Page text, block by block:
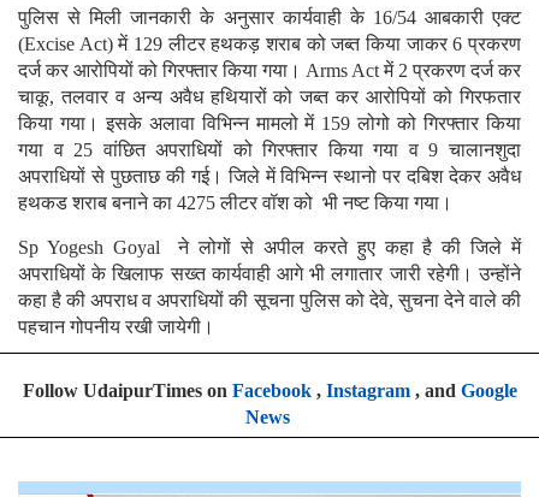
पुलिस से मिली जानकारी के अनुसार कार्यवाही के 16/54 आबकारी एक्ट
(Excise Act) में 129 लीटर हथकड़ शराब को जब्त किया जाकर 6 प्रकरण
दर्ज कर आरोपियों को गिरफ्तार किया गया। Arms Act में 2 प्रकरण दर्ज कर
चाकू, तलवार व अन्य अवैध हथियारों को जब्त कर आरोपियों को गिरफतार
किया गया। इसके अलावा विभिन्न मामलो में 159 लोगो को गिरफ्तार किया
गया व 25 वांछित अपराधियों को गिरफ्तार किया गया व 9 चालानशुदा
अपराधियों से पुछताछ की गई। जिले में विभिन्न स्थानो पर दबिश देकर अवैध
हथकड शराब बनाने का 4275 लीटर वॉश को भी नष्ट किया गया।
Sp Yogesh Goyal ने लोगों से अपील करते हुए कहा है की जिले में
अपराधियों के खिलाफ सख्त कार्यवाही आगे भी लगातार जारी रहेगी। उन्होंने
कहा है की अपराध व अपराधियों की सूचना पुलिस को देवे, सुचना देने वाले की
पहचान गोपनीय रखी जायेगी।
Follow UdaipurTimes on Facebook, Instagram, and Google
News